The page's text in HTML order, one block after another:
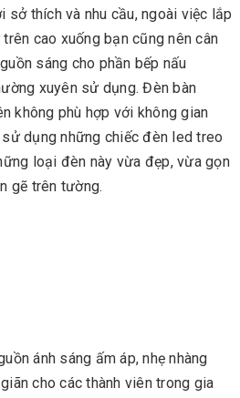
sở thích và nhu cầu, ngoài việc lắp
cao xuống bạn cũng nên cân
sáng cho phần bếp nấu
xuyên sử dụng. Đèn bàn
không phù hợp với không gian
dụng những chiếc đèn led treo
loại đèn này vừa đẹp, vừa gọn
gẽ trên tường.
ánh sáng ấm áp, nhẹ nhàng
cho các thành viên trong gia